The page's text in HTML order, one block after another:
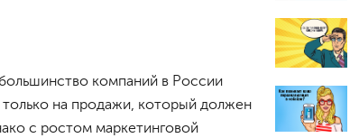
компаний в России
на продажи, который должен
с ростом маркетинговой